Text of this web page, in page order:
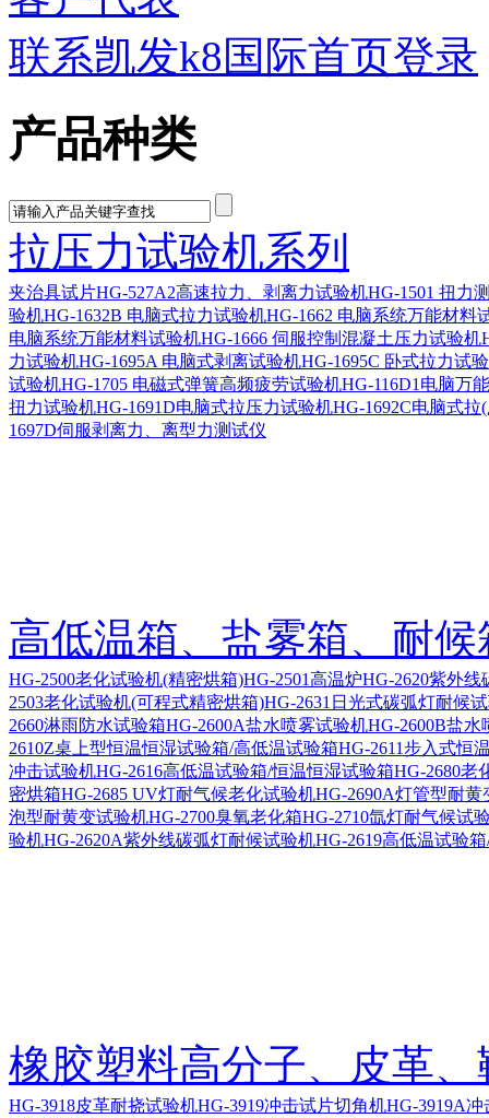
联系凯发k8国际首页登录
产品种类
拉压力试验机系列
夹治具试片HG-527A2高速拉力、剥离力试验机HG-1501 扭力
验机HG-1632B 电脑式拉力试验机HG-1662 电脑系统万能材料
电脑系统万能材料试验机HG-1666 伺服控制混凝土压力试验机
力试验机HG-1695A 电脑式剥离试验机HG-1695C 卧式拉力试
试验机HG-1705 电磁式弹簧高频疲劳试验机HG-116D1电脑万
扭力试验机HG-1691D电脑式拉压力试验机HG-1692C电脑式拉
1697D伺服剥离力、离型力测试仪
高低温箱、盐雾箱、耐
HG-2500老化试验机(精密烘箱)HG-2501高温炉HG-2620紫外线
2503老化试验机(可程式精密烘箱)HG-2631日光式碳弧灯耐候
2660淋雨防水试验箱HG-2600A盐水喷雾试验机HG-2600B盐水
2610Z桌上型恒温恒湿试验箱/高低温试验箱HG-2611步入式恒
冲击试验机HG-2616高低温试验箱/恒温恒湿试验箱HG-2680老
密烘箱HG-2685 UV灯耐气候老化试验机HG-2690A灯管型耐黄
泡型耐黄变试验机HG-2700臭氧老化箱HG-2710氙灯耐气候试
验机HG-2620A紫外线碳弧灯耐候试验机HG-2619高低温试验
橡胶塑料高分子、皮革
HG-3918皮革耐挠试验机HG-3919冲击试片切角机HG-3919A